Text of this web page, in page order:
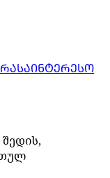
ᲡᲐᲘᲜᲢᲔᲠᲔᲡᲝ